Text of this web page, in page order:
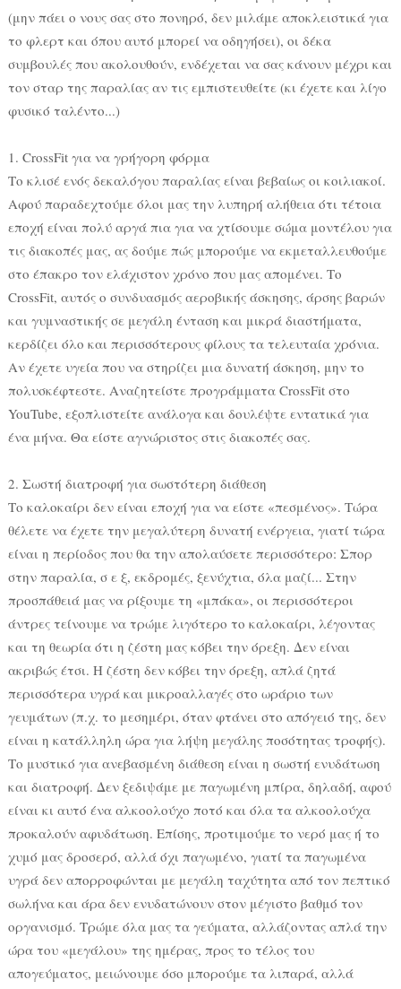
(μην πάει ο νους σας στο πονηρό, δεν μιλάμε αποκλειστικά για
το φλερτ και όπου αυτό μπορεί να οδηγήσει), οι δέκα
συμβουλές που ακολουθούν, ενδέχεται να σας κάνουν μέχρι και
τον σταρ της παραλίας αν τις εμπιστευθείτε (κι έχετε και λίγο
φυσικό ταλέντο...)
1. CrossFit για να γρήγορη φόρμα
Το κλισέ ενός δεκαλόγου παραλίας είναι βεβαίως οι κοιλιακοί.
Αφού παραδεχτούμε όλοι μας την λυπηρή αλήθεια ότι τέτοια
εποχή είναι πολύ αργά πια για να χτίσουμε σώμα μοντέλου για
τις διακοπές μας, ας δούμε πώς μπορούμε να εκμεταλλευθούμε
στο έπακρο τον ελάχιστον χρόνο που μας απομένει. Το
CrossFit, αυτός ο συνδυασμός αεροβικής άσκησης, άρσης βαρών
και γυμναστικής σε μεγάλη ένταση και μικρά διαστήματα,
κερδίζει όλο και περισσότερους φίλους τα τελευταία χρόνια.
Αν έχετε υγεία που να στηρίζει μια δυνατή άσκηση, μην το
πολυσκέφτεστε. Αναζητείστε προγράμματα CrossFit στο
YouTube, εξοπλιστείτε ανάλογα και δουλέψτε εντατικά για
ένα μήνα. Θα είστε αγνώριστος στις διακοπές σας.
2. Σωστή διατροφή για σωστότερη διάθεση
Το καλοκαίρι δεν είναι εποχή για να είστε «πεσμένος». Τώρα
θέλετε να έχετε την μεγαλύτερη δυνατή ενέργεια, γιατί τώρα
είναι η περίοδος που θα την απολαύσετε περισσότερο: Σπορ
στην παραλία, σ ε ξ, εκδρομές, ξενύχτια, όλα μαζί... Στην
προσπάθειά μας να ρίξουμε τη «μπάκα», οι περισσότεροι
άντρες τείνουμε να τρώμε λιγότερο το καλοκαίρι, λέγοντας
και τη θεωρία ότι η ζέστη μας κόβει την όρεξη. Δεν είναι
ακριβώς έτσι. Η ζέστη δεν κόβει την όρεξη, απλά ζητά
περισσότερα υγρά και μικροαλλαγές στο ωράριο των
γευμάτων (π.χ. το μεσημέρι, όταν φτάνει στο απόγειό της, δεν
είναι η κατάλληλη ώρα για λήψη μεγάλης ποσότητας τροφής).
Το μυστικό για ανεβασμένη διάθεση είναι η σωστή ενυδάτωση
και διατροφή. Δεν ξεδιψάμε με παγωμένη μπίρα, δηλαδή, αφού
είναι κι αυτό ένα αλκοολούχο ποτό και όλα τα αλκοολούχα
προκαλούν αφυδάτωση. Επίσης, προτιμούμε το νερό μας ή το
χυμό μας δροσερό, αλλά όχι παγωμένο, γιατί τα παγωμένα
υγρά δεν απορροφώνται με μεγάλη ταχύτητα από τον πεπτικό
σωλήνα και άρα δεν ενυδατώνουν στον μέγιστο βαθμό τον
οργανισμό. Τρώμε όλα μας τα γεύματα, αλλάζοντας απλά την
ώρα του «μεγάλου» της ημέρας, προς το τέλος του
απογεύματος, μειώνουμε όσο μπορούμε τα λιπαρά, αλλά